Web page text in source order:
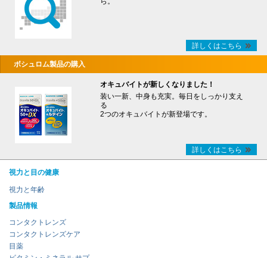
詳しくはこちら
ボシュロム製品の購入
オキュバイトが新しくなりました！
装い一新、中身も充実。毎日をしっかり支え
る
2つのオキュバイトが新登場です。
詳しくはこちら
視力と目の健康
視力と年齢
製品情報
コンタクトレンズ
コンタクトレンズケア
目薬